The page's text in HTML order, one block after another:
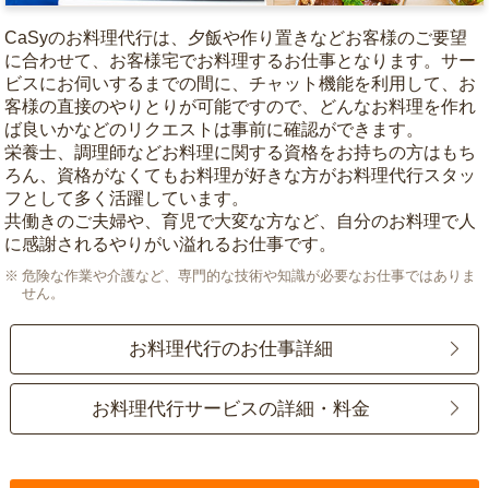
CaSyのお料理代行は、夕飯や作り置きなどお客様のご要望
に合わせて、お客様宅でお料理するお仕事となります。サー
ビスにお伺いするまでの間に、チャット機能を利用して、お
客様の直接のやりとりが可能ですので、どんなお料理を作れ
ば良いかなどのリクエストは事前に確認ができます。
栄養士、調理師などお料理に関する資格をお持ちの方はもち
ろん、資格がなくてもお料理が好きな方がお料理代行スタッ
フとして多く活躍しています。
共働きのご夫婦や、育児で大変な方など、自分のお料理で人
に感謝されるやりがい溢れるお仕事です。
危険な作業や介護など、専門的な技術や知識が必要なお仕事ではありま
せん。
お料理代行のお仕事詳細
お料理代行サービスの詳細・料金